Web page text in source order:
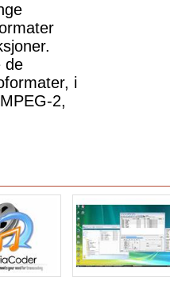
de
i
2,